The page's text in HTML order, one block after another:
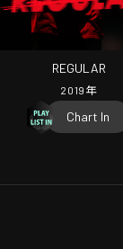
REGULAR
2019 年
Chart In